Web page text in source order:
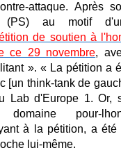
attaque. Après
(PS) au motif
de soutien à
ce 29 novembre,
». « La pétition a
[un think-tank de
Lab d'Europe 1. Or,
pour-
à la pétition, a
lui-même.